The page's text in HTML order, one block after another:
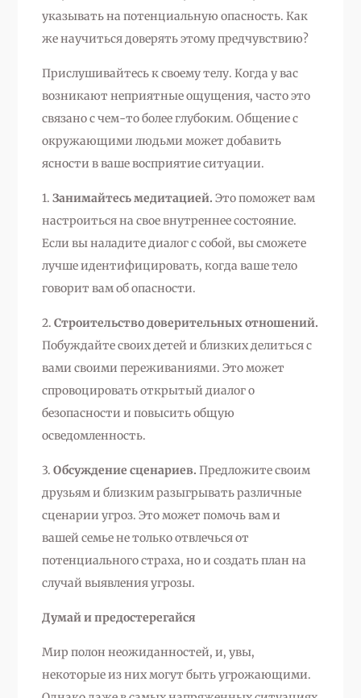
указывать на потенциальную опасность. Как
же научиться доверять этому предчувствию?
Прислушивайтесь к своему телу. Когда у вас
возникают неприятные ощущения, часто это
связано с чем-то более глубоким. Общение с
окружающими людьми может добавить
ясности в ваше восприятие ситуации.
1. Занимайтесь медитацией. Это поможет вам
настроиться на свое внутреннее состояние.
Если вы наладите диалог с собой, вы сможете
лучше идентифицировать, когда ваше тело
говорит вам об опасности.
2. Строительство доверительных отношений.
Побуждайте своих детей и близких делиться с
вами своими переживаниями. Это может
спровоцировать открытый диалог о
безопасности и повысить общую
осведомленность.
3. Обсуждение сценариев. Предложите своим
друзьям и близким разыгрывать различные
сценарии угроз. Это может помочь вам и
вашей семье не только отвлечься от
потенциального страха, но и создать план на
случай выявления угрозы.
Думай и предостерегайся
Мир полон неожиданностей, и, увы,
некоторые из них могут быть угрожающими.